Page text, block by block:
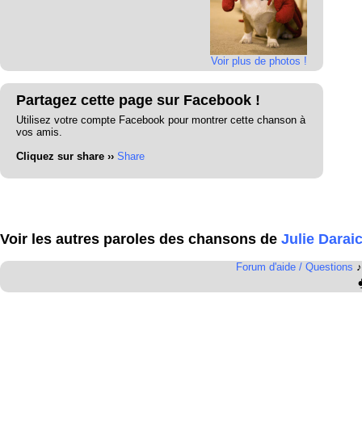
Voir plus de photos !
Partagez cette page sur Facebook !
Utilisez votre compte Facebook pour montrer cette chanson à
vos amis.
Cliquez sur share ›› Share
Voir les autres paroles des chansons de Julie
Forum d'aide / Questions